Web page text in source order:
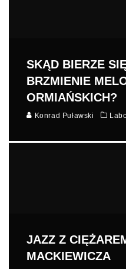
SKĄD BIERZE
BRZMIENIE
ORMIAŃSKICH?
Konrad Puławski
JAZZ Z
MACKIEWICZA